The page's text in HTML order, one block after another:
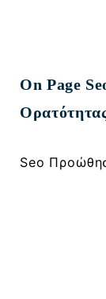
On Page
Seo